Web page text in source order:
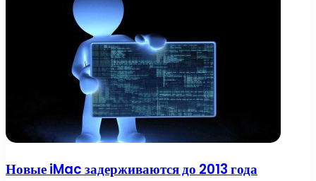
Новые iMac задерживаются до 2013 года